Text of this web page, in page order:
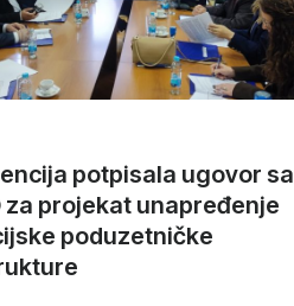
potpisala ugovor sa
za projekat unapređenje
poduzetničke